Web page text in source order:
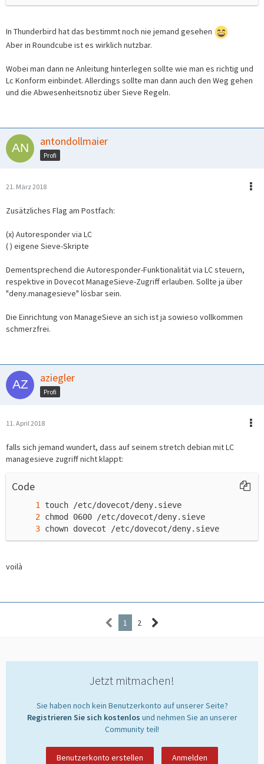
In Thunderbird hat das bestimmt noch nie jemand gesehen
Aber in Roundcube ist es wirklich nutzbar.
Wobei man dann ne Anleitung hinterlegen sollte wie man es richtig und
Lc Konform einbindet. Allerdings sollte man dann auch den Weg gehen
und die Abwesenheitsnotiz über Sieve Regeln.
antondollmaier
Profi
21. März 2018
Zusätzliches Flag am Postfach:
(x) Autoresponder via LC
( ) eigene Sieve-Skripte
Dementsprechend die Autoresponder-Funktionalität via LC steuern,
respektive in Dovecot ManageSieve-Zugriff erlauben. Sollte ja über
"deny.managesieve" lösbar sein.
Die Einrichtung von ManageSieve an sich ist ja sowieso vollkommen
schmerzfrei.
aziegler
Profi
11. April 2018
falls sich jemand wundert, dass auf seinem stretch debian mit LC
managesieve zugriff nicht klappt:
Code
chown dovecot /etc/dovecot/deny.sieve
voilà
1 2
Jetzt mitmachen!
Sie haben noch kein Benutzerkonto auf unserer Seite?
Registrieren Sie sich kostenlos und nehmen Sie an unserer
Community teil!
Benutzerkonto erstellen Anmelden